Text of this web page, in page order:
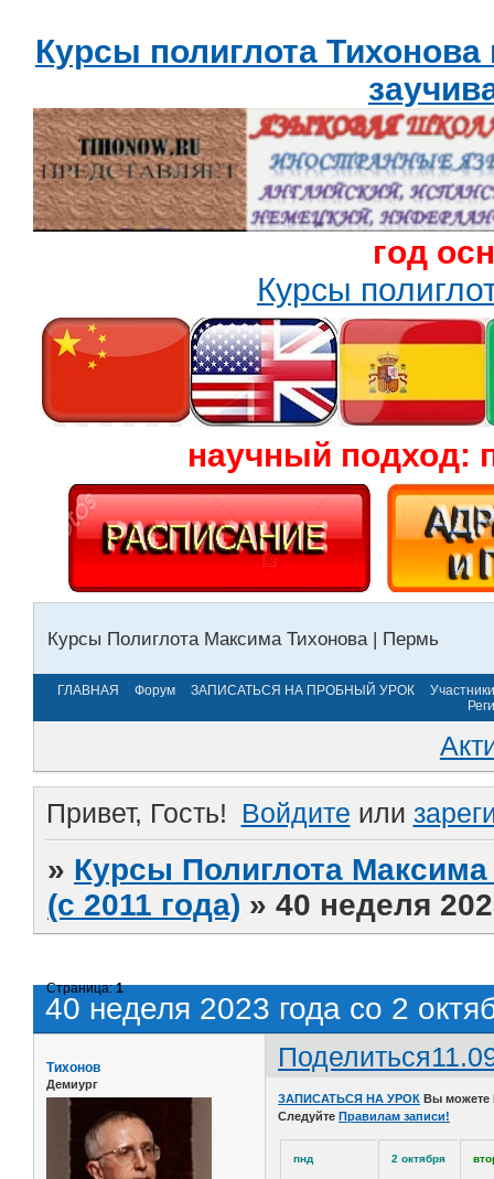
Курсы полиглота
год
Курсы
научный подход:
Курсы Полиглота Максима Тихонова | Пермь
ГЛАВНАЯ Форум ЗАПИСАТЬСЯ НА ПРОБНЫЙ УРОК
Участники
Привет, Гость! Войдите или
» Курсы Полиглота
(с 2011 года) »40 неделя
40 неделя 2023 года со 2
Страница:1
Поделиться
Тихонов
Демиург
ЗАПИСАТЬСЯ НА УРОК Вы
Следуйте Правилам записи!
пнд 2 октября